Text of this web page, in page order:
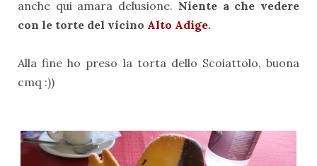
anche qui amara delusione. Niente a che vedere
con le torte del vicino Alto Adige.
Alla fine ho preso la torta dello Scoiattolo, buona
cmq :))